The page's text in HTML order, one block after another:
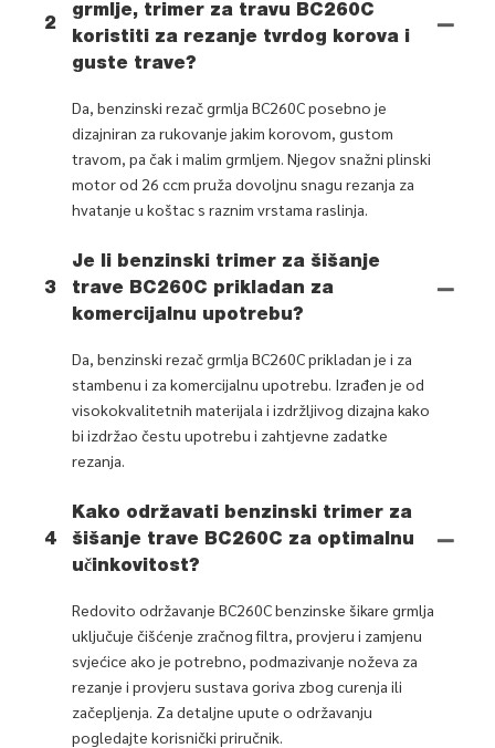
2
grmlje, trimer za travu BC260C
koristiti za rezanje tvrdog korova i
guste trave?
Da, benzinski rezač grmlja BC260C posebno je
dizajniran za rukovanje jakim korovom, gustom
travom, pa čak i malim grmljem. Njegov snažni plinski
motor od 26 ccm pruža dovoljnu snagu rezanja za
hvatanje u koštac s raznim vrstama raslinja.
3
Je li benzinski trimer za šišanje
trave BC260C prikladan za
komercijalnu upotrebu?
Da, benzinski rezač grmlja BC260C prikladan je i za
stambenu i za komercijalnu upotrebu. Izrađen je od
visokokvalitetnih materijala i izdržljivog dizajna kako
bi izdržao čestu upotrebu i zahtjevne zadatke
rezanja.
4
Kako održavati benzinski trimer za
šišanje trave BC260C za optimalnu
učinkovitost?
Redovito održavanje BC260C benzinske šikare grmlja
uključuje čišćenje zračnog filtra, provjeru i zamjenu
svjećice ako je potrebno, podmazivanje noževa za
rezanje i provjeru sustava goriva zbog curenja ili
začepljenja. Za detaljne upute o održavanju
pogledajte korisnički priručnik.